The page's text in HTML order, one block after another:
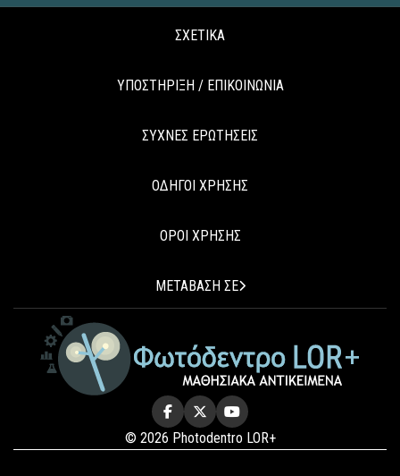
ΣΧΕΤΙΚΑ
ΥΠΟΣΤΗΡΙΞΗ / ΕΠΙΚΟΙΝΩΝΙΑ
ΣΥΧΝΕΣ ΕΡΩΤΗΣΕΙΣ
ΟΔΗΓΟΙ ΧΡΗΣΗΣ
ΟΡΟΙ ΧΡΗΣΗΣ
ΜΕΤΑΒΑΣΗ ΣΕ
© 2026 Photodentro LOR+